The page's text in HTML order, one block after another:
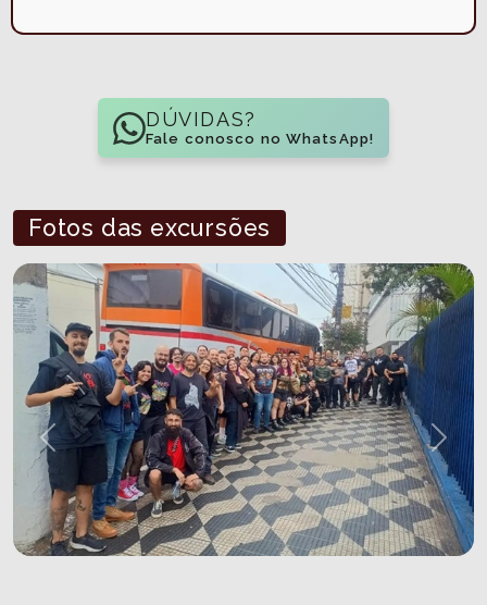
DÚVIDAS?
Fale conosco no WhatsApp!
Fotos das excursões
Previous Next